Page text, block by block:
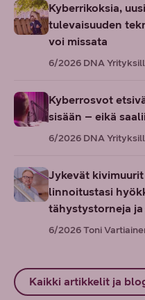
Kyberrikoksia,
tulevaisuuden
voi missata
6/2026 DNA
Kyberrosvot
sisään – eikä
6/2026 DNA
Jykevät
linnoitustasi
tähystystorneja ja
6/2026Toni
Kaikki artikkelit ja